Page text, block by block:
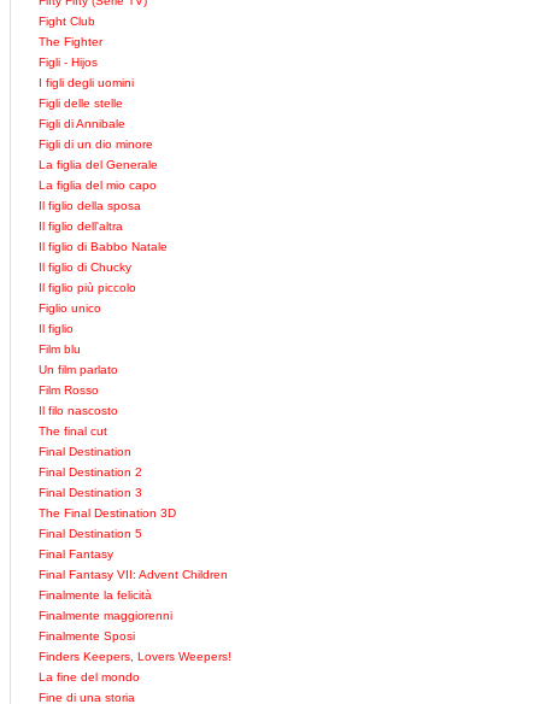
Fight Club
The Fighter
Figli - Hijos
I figli degli uomini
Figli delle stelle
Figli di Annibale
Figli di un dio minore
La figlia del Generale
La figlia del mio capo
Il figlio della sposa
Il figlio dell'altra
Il figlio di Babbo Natale
Il figlio di Chucky
Il figlio più piccolo
Figlio unico
Il figlio
Film blu
Un film parlato
Film Rosso
Il filo nascosto
The final cut
Final Destination
Final Destination 2
Final Destination 3
The Final Destination 3D
Final Destination 5
Final Fantasy
Final Fantasy VII: Advent Children
Finalmente la felicità
Finalmente maggiorenni
Finalmente Sposi
Finders Keepers, Lovers Weepers!
La fine del mondo
Fine di una storia